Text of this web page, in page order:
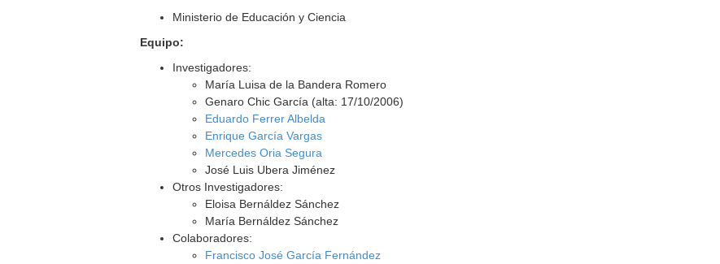
Ministerio de Educación y Ciencia
Equipo:
Investigadores:
María Luisa de la Bandera Romero
Genaro Chic García (alta: 17/10/2006)
Eduardo Ferrer Albelda
Enrique García Vargas
Mercedes Oria Segura
José Luis Ubera Jiménez
Otros Investigadores:
Eloisa Bernáldez Sánchez
María Bernáldez Sánchez
Colaboradores:
Francisco José García Fernández